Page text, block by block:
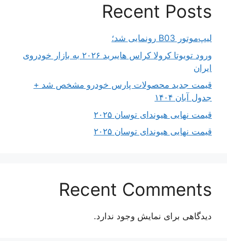
Recent Posts
لیپ‌موتور B03 رونمایی شد؛
ورود تویوتا کرولا کراس هایبرید ۲۰۲۶ به بازار خودروی
ایران
قیمت جدید محصولات پارس خودرو مشخص شد +
جدول آبان ۱۴۰۴
قیمت نهایی هیوندای توسان ۲۰۲۵
قیمت نهایی هیوندای توسان ۲۰۲۵
Recent Comments
دیدگاهی برای نمایش وجود ندارد.